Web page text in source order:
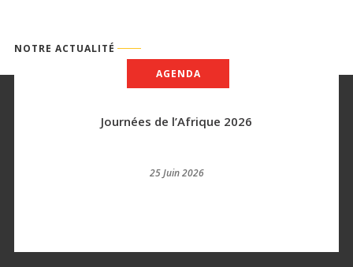
Journées de l’Afrique 2026
25 Juin 2026
AGENDA
NOTRE ACTUALITÉ